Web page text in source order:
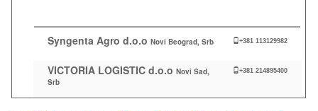
Syngenta Agro d.o.o Novi Beograd, Srb +381 113129982
VICTORIA LOGISTIC d.o.o Novi Sad,
Srb
+381 214895400